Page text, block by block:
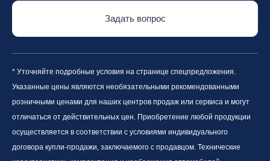
Задать вопрос
* Уточняйте подробные условия на странице спецпредложения.
Указанные цены являются необязательными рекомендованными
розничными ценами для наших центров продаж или сервиса и могут
отличаться от действительных цен. Приобретение любой продукции
осуществляется в соответствии с условиями индивидуального
договора купли-продажи, заключаемого с продавцом. Технические